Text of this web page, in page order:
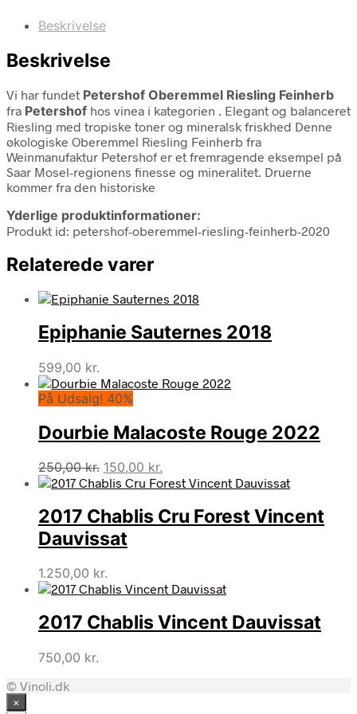
Beskrivelse
Beskrivelse
Vi har fundet Petershof Oberemmel Riesling Feinherb
fra Petershof hos vinea i kategorien . Elegant og balanceret
Riesling med tropiske toner og mineralsk friskhed Denne
økologiske Oberemmel Riesling Feinherb fra
Weinmanufaktur Petershof er et fremragende eksempel på
Saar Mosel-regionens finesse og mineralitet. Druerne
kommer fra den historiske
Yderlige produktinformationer:
Produkt id: petershof-oberemmel-riesling-feinherb-2020
Relaterede varer
Epiphanie Sauternes 2018
599,00 kr.
På Udsalg! 40%
Dourbie Malacoste Rouge 2022
250,00kr. Den
oprindelige
var:
250,00 kr..
150,00 kr.
aktuelle
er:
150,00 kr..
2017 Chablis Cru Forest Vincent
Dauvissat
1.250,00 kr.
2017 Chablis Vincent Dauvissat
750,00 kr.
© Vinoli.dk
×